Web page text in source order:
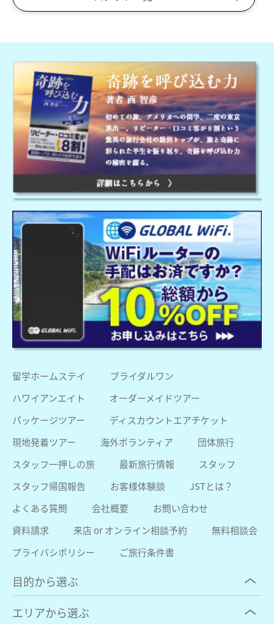
留学ホームステイ
ブライダルワン
ハワイアンエイト
オーダーメイドツアー
パッケージツアー
ディスカウントエアチケット
現地発着ツアー
海外ボランティア
団体旅行
スタッフ一押しの旅
最新旅行情報
スタッフ
スタッフ帰国報告
お客様体験談
JSTとは？
よくある質問
会社概要
お問い合わせ
資料請求
来店 or オンライン相談予約
無料相談会
プライバシポリシー
ご旅行条件書
目的から選ぶ
エリアから選ぶ